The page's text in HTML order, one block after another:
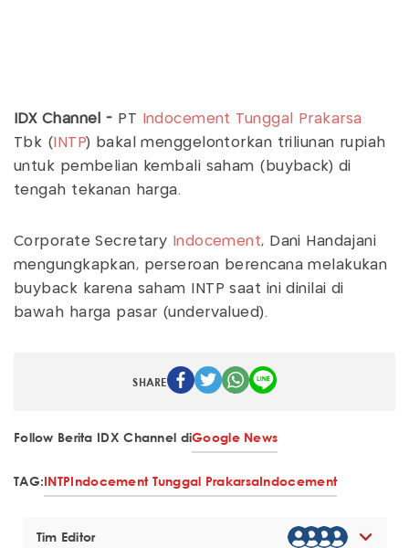
IDX Channel - PT
Indocement Tunggal Prakarsa
Tbk ( INTP) bakal menggelontorkan triliunan rupiah
untuk pembelian kembali saham (buyback) di
tengah tekanan harga.
Corporate Secretary Indocement, Dani Handajani
mengungkapkan, perseroan berencana melakukan
buyback karena saham INTP saat ini dinilai di
bawah harga pasar (undervalued).
SHARE
Follow Berita IDX Channel diGoogle News
TAG:INTPIndocement Tunggal PrakarsaIndocement
Tim Editor